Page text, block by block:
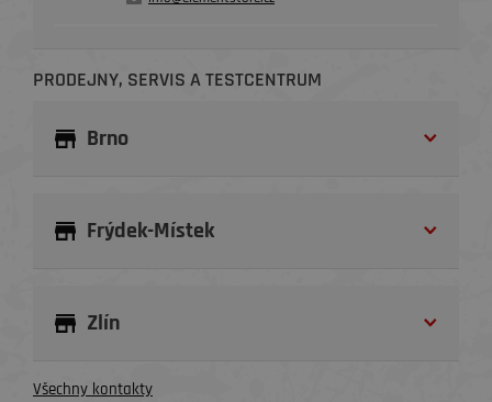
PRODEJNY, SERVIS A TESTCENTRUM
Brno
Frýdek-Místek
Zlín
Všechny kontakty